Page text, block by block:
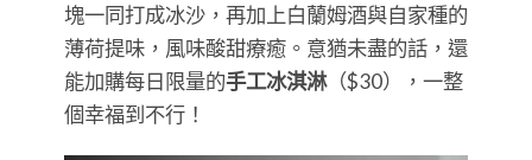
塊一同打成冰沙，再加上白蘭姆酒與自家種的
薄荷提味，風味酸甜療癒。意猶未盡的話，還
能加購每日限量的手工冰淇淋（$30），一整
個幸福到不行！